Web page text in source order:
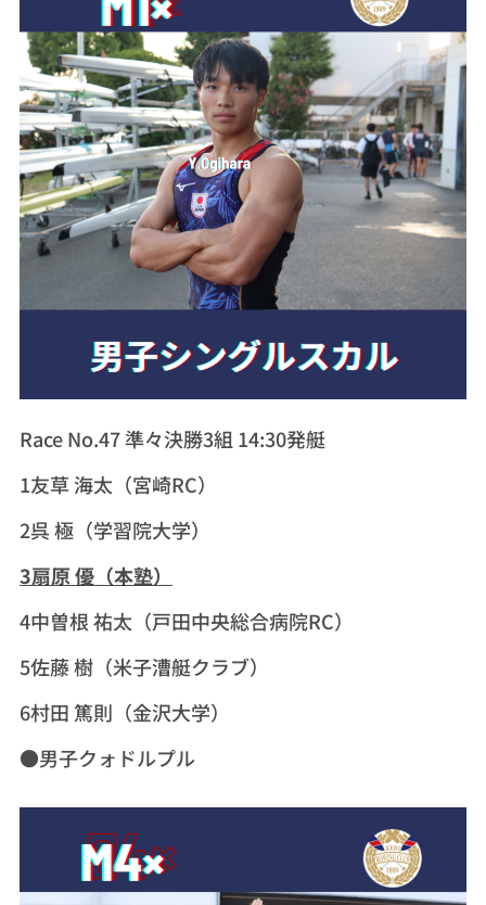
Race No.47 準々決勝3組 14:30発艇
1友草 海太（宮崎RC）
2呉 極（学習院大学）
3扇原 優（本塾）
4中曽根 祐太（戸田中央総合病院RC）
5佐藤 樹（米子漕艇クラブ）
6村田 篤則（金沢大学）
●男子クォドルプル